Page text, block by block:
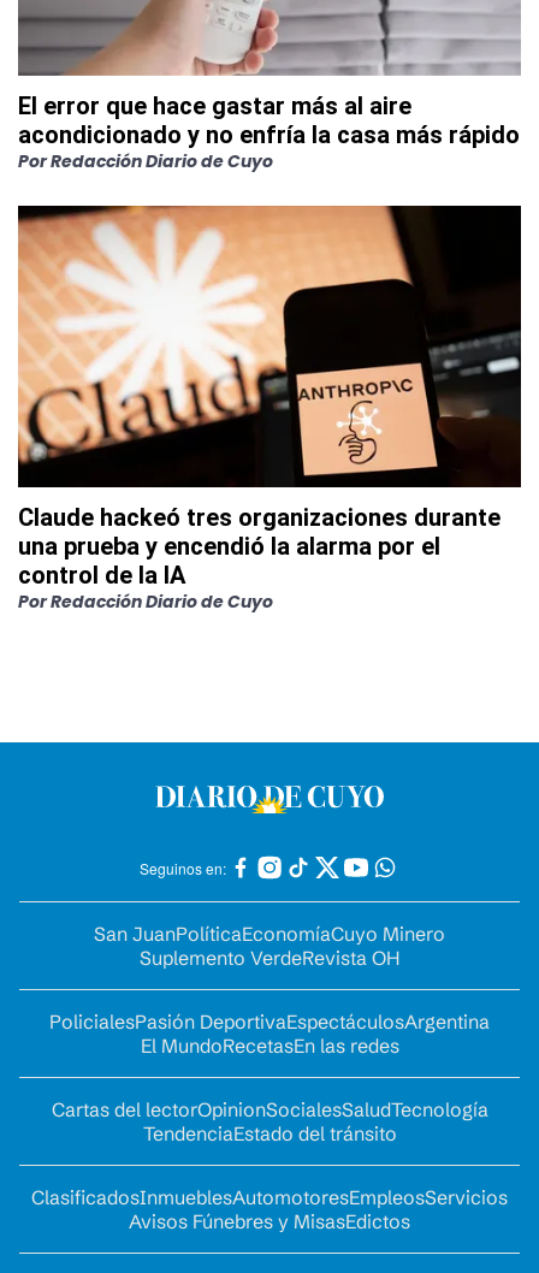
El error que hace gastar más al aire
acondicionado y no enfría la casa más rápido
PorRedacción Diario de Cuyo
Claude hackeó tres organizaciones durante
una prueba y encendió la alarma por el
control de la IA
PorRedacción Diario de Cuyo
Seguinos en:
San JuanPolíticaEconomíaCuyo Minero
Suplemento VerdeRevista OH
PolicialesPasión DeportivaEspectáculosArgentina
El MundoRecetasEn las redes
Cartas del lectorOpinionSocialesSaludTecnología
TendenciaEstado del tránsito
ClasificadosInmueblesAutomotoresEmpleosServicios
Avisos Fúnebres y MisasEdictos